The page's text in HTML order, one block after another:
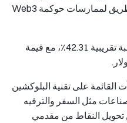
أدوات حوكمة المنصة، مما يمهد الطريق لممارسات حوكمة Web3
- الارتفاع اليومي بنسبة تقريبية 42.31٪، مع قيمة
على تقنية البلوكشين
مثل السفر والترفيه
تحويل النقاط من مقدمي